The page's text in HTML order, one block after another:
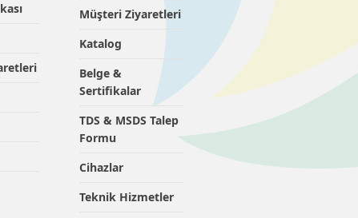
Müşteri Ziyaretleri
Katalog
Belge &
Sertifikalar
TDS & MSDS Talep
Formu
Cihazlar
Teknik Hizmetler